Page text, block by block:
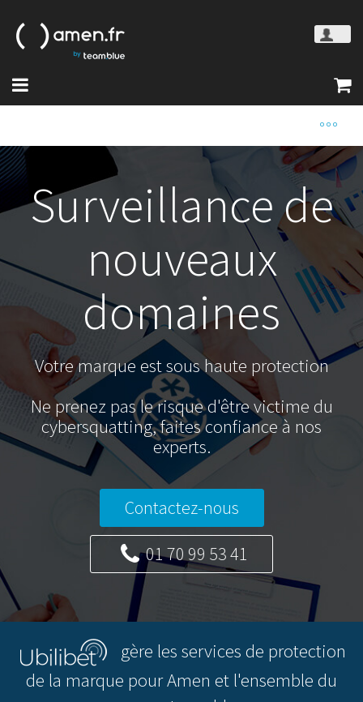
Surveillance de
nouveaux
domaines
Votre marque est sous haute protection
Ne prenez pas le risque d'être victime du
cybersquatting, faites confiance à nos
experts.
Contactez-nous
01 70 99 53 41
gère les services de protection
de la marque pour Amen et l'ensemble du